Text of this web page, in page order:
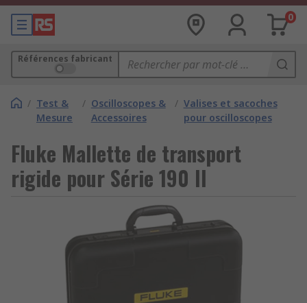
0
Références fabricant
/ Test &
Mesure
/ Oscilloscopes &
Accessoires
/ Valises et sacoches
pour oscilloscopes
Fluke Mallette de transport
rigide pour Série 190 II